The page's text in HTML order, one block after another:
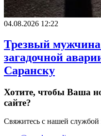
04.08.2026 12:22
Трезвый мужчина
загадочной
Саранску
Хотите, чтобы Ваша
сайте?
Свяжитесь с нашей службой